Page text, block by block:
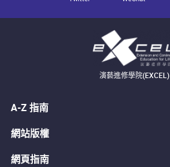
演藝進修學院(EXCEL)
A-Z 指南
網站版權
網頁指南